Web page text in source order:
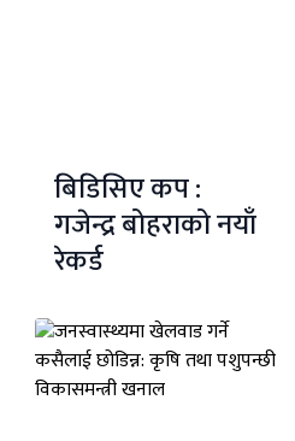
बिडिसिए कप :
गजेन्द्र बोहराको नयाँ
रेकर्ड